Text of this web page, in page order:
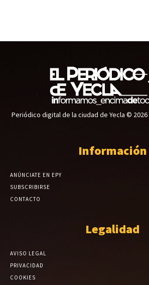
Periódico digital de la ciudad de Yecla © 2026
Información
ANÚNCIATE EN EPY
SUBSCRIBIRSE
CONTACTO
Legalidad
AVISO LEGAL
PRIVACIDAD
COOKIES